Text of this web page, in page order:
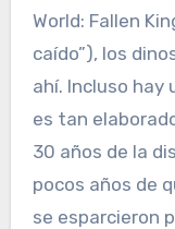
World: Fallen
caído”), los
ahí. Incluso hay
es tan
30 años de la
pocos años de
se esparcieron